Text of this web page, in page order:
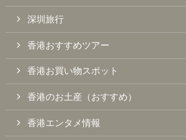
深圳旅行
香港おすすめツアー
香港お買い物スポット
香港のお土産（おすすめ）
香港エンタメ情報